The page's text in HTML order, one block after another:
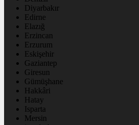
Diyarbakır
Edirne
Elazığ
Erzincan
Erzurum
Eskişehir
Gaziantep
Giresun
Gümüşhane
Hakkâri
Hatay
Isparta
Mersin